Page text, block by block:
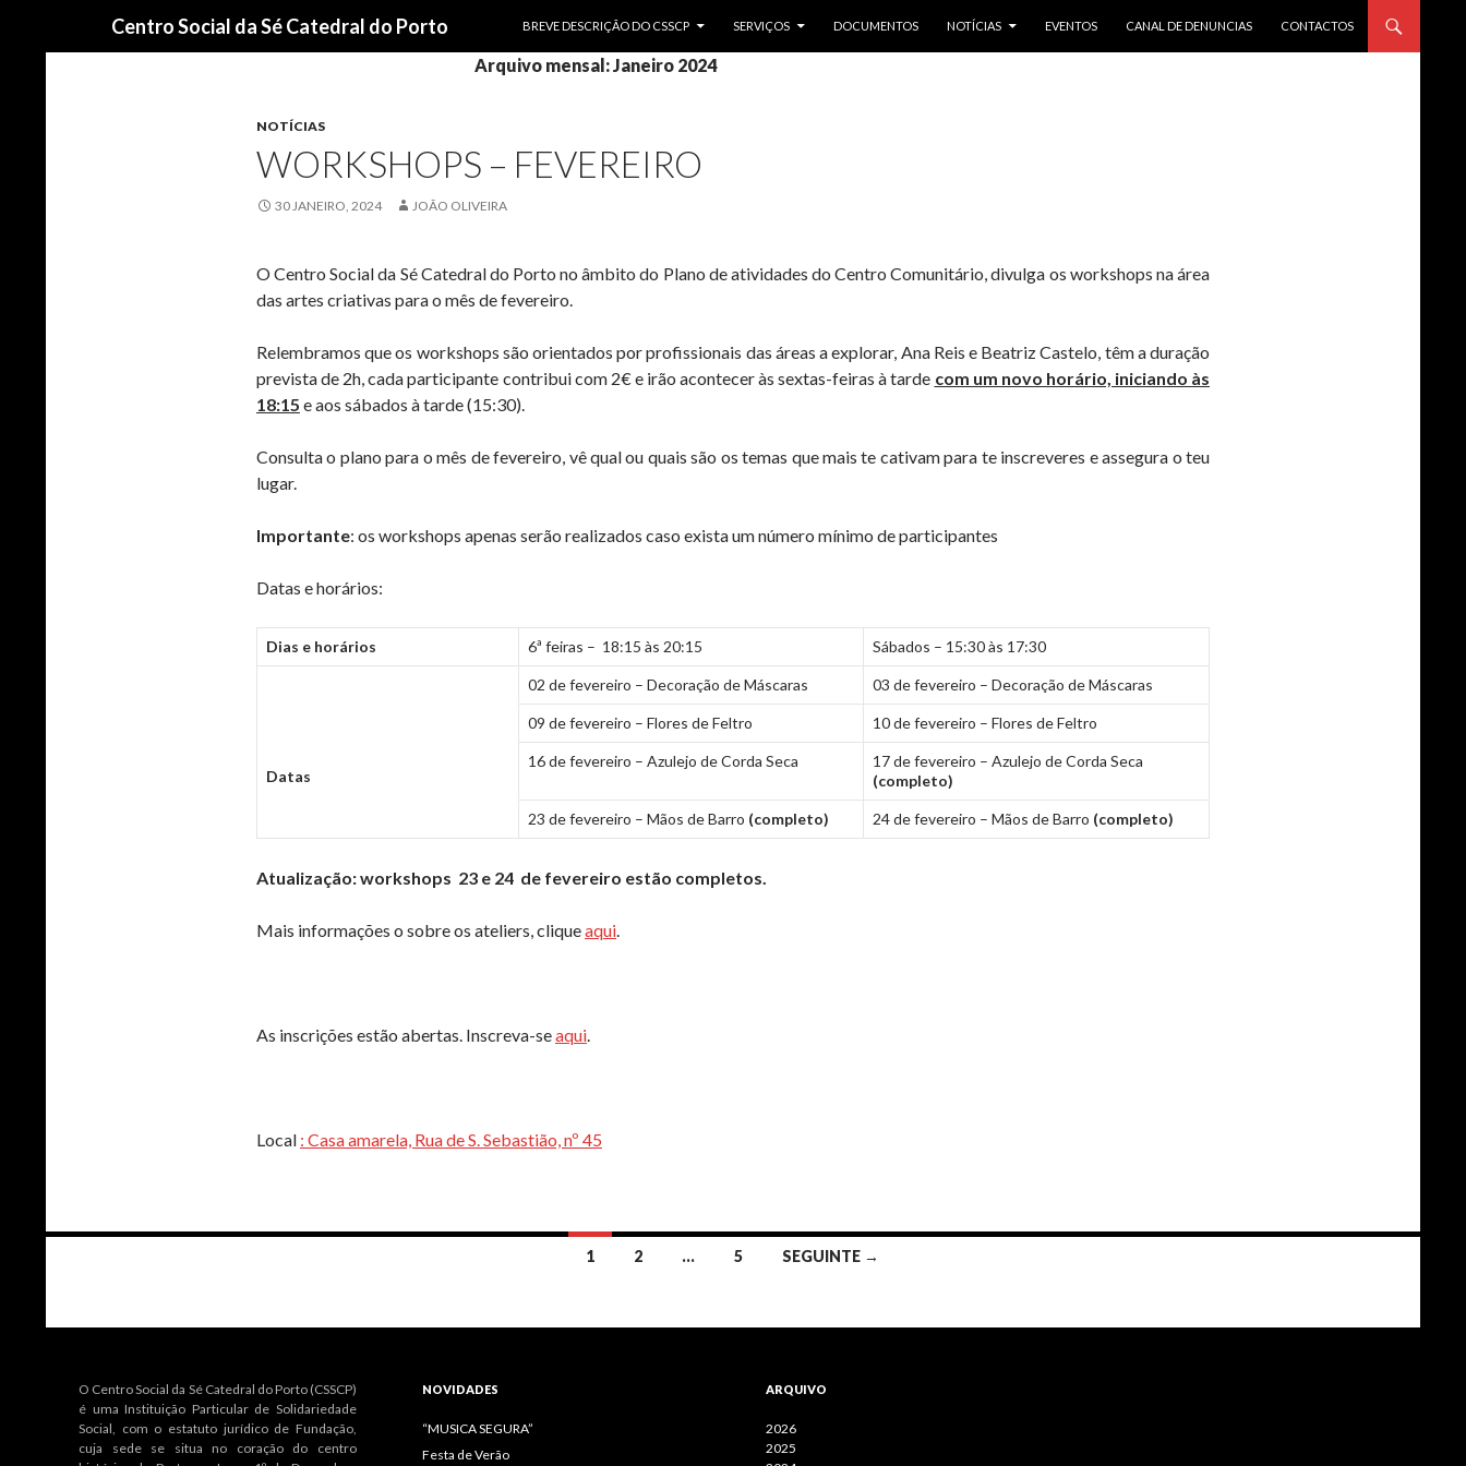
Centro Social da Sé Catedral do Porto
BREVE DESCRIÇÃO DO CSSCP
SERVIÇOS DOCUMENTOS NOTÍCIAS EVENTOS CANAL DE DENUNCIAS CONTACTOS
Arquivo mensal: Janeiro 2024
NOTÍCIAS
WORKSHOPS – FEVEREIRO
30 JANEIRO, 2024 JOÃO OLIVEIRA
O Centro Social da Sé Catedral do Porto no âmbito do Plano de atividades do Centro Comunitário, divulga os workshops na área
das artes criativas para o mês de fevereiro.
Relembramos que os workshops são orientados por profissionais das áreas a explorar, Ana Reis e Beatriz Castelo, têm a duração
prevista de 2h, cada participante contribui com 2€ e irão acontecer às sextas-feiras à tarde com um novo horário, iniciando às
18:15 e aos sábados à tarde (15:30).
Consulta o plano para o mês de fevereiro, vê qual ou quais são os temas que mais te cativam para te inscreveres e assegura o teu
lugar.
Importante: os workshops apenas serão realizados caso exista um número mínimo de participantes
Datas e horários:
Dias e horários 6ª feiras – 18:15 às 20:15 Sábados – 15:30 às 17:30
Datas
02 de fevereiro – Decoração de Máscaras 03 de fevereiro – Decoração de Máscaras
09 de fevereiro – Flores de Feltro 10 de fevereiro – Flores de Feltro
16 de fevereiro – Azulejo de Corda Seca
17 de fevereiro – Azulejo de Corda Seca
(completo)
23 de fevereiro – Mãos de Barro (completo) 24 de fevereiro – Mãos de Barro (completo)
Atualização: workshops 23 e 24 de fevereiro estão completos.
Mais informações o sobre os ateliers, cliqueaqui.
As inscrições estão abertas. Inscreva-seaqui.
Local : Casa amarela, Rua de S. Sebastião, nº 45
artigos
1 2 … 5 SEGUINTE →
O Centro Social da Sé Catedral do Porto (CSSCP)
é uma Instituição Particular de Solidariedade
Social, com o estatuto jurídico de Fundação,
cuja sede se situa no coração do centro
NOVIDADES
“MUSICA SEGURA”
Festa de Verão
ARQUIVO
2026
2025